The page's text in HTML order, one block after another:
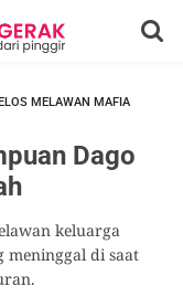
MELAWAN MAFIA
Dago
keluarga
di saat